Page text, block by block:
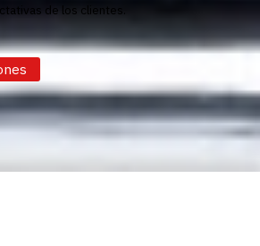
de los clientes.